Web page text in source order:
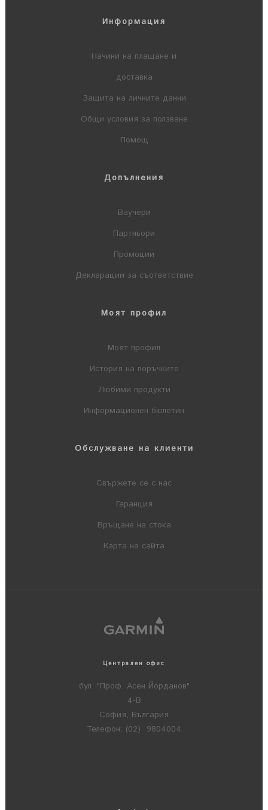
Информация
Начини на плащане и
доставка
Защита на личните данни
Общи условия за ползване
Помощ
Допълнения
Ваучери
Партньори
Промоции
Декларации за съответствие
Моят профил
Моят профил
История на поръчките
Любими продукти
Информационен бюлетин
Обслужване на клиенти
Свържете се с нас
Гаранция
Връщане на стока
Карта на сайта
Централен офис
бул. "Проф. Асен Йорданов"
4-В
София, България
Телефон: (02) 9804004